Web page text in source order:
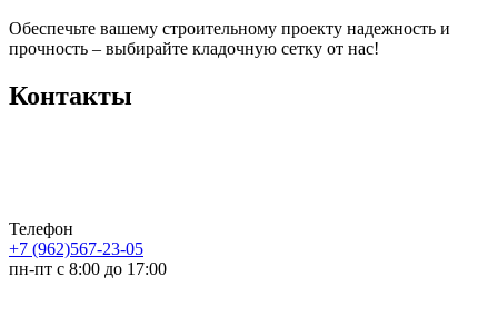
Обеспечьте вашему строительному проекту надежность и
прочность – выбирайте кладочную сетку от нас!
Контакты
Телефон
+7 (962)567-23-05
пн-пт с 8:00 до 17:00